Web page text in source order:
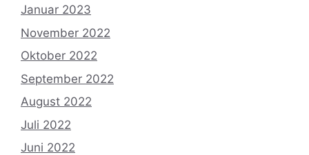
Januar 2023
November 2022
Oktober 2022
September 2022
August 2022
Juli 2022
Juni 2022